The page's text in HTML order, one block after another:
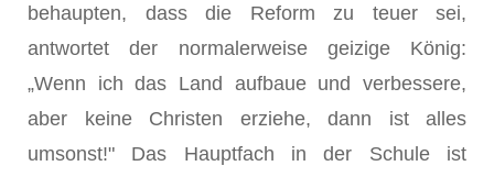
behaupten, dass die Reform zu teuer sei,
antwortet der normalerweise geizige König:
„Wenn ich das Land aufbaue und verbessere,
aber keine Christen erziehe, dann ist alles
umsonst!" Das Hauptfach in der Schule ist